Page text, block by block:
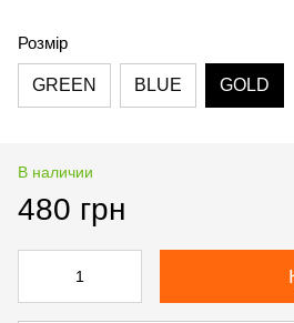
Розмір
GREEN BLUE GOLD
В наличии
480 грн